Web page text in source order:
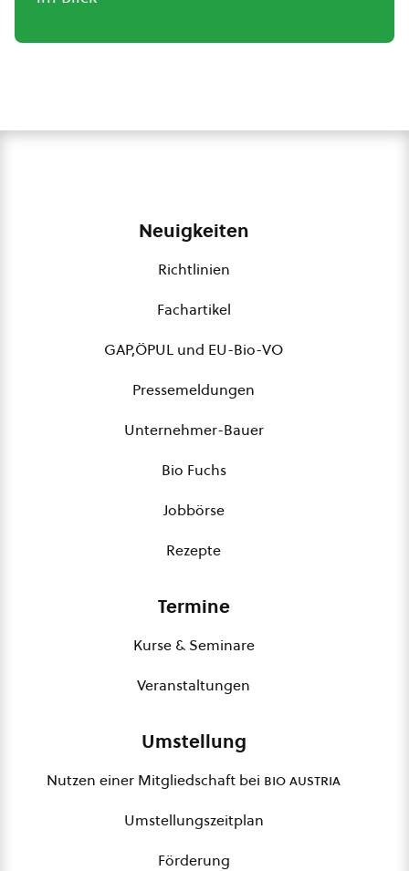
Neuigkeiten
Richtlinien
Fachartikel
GAP,ÖPUL und EU-Bio-VO
Pressemeldungen
Unternehmer-Bauer
Bio Fuchs
Jobbörse
Rezepte
Termine
Kurse & Seminare
Veranstaltungen
Umstellung
Nutzen einer Mitgliedschaft bei bio austria
Umstellungszeitplan
Förderung